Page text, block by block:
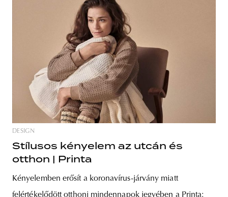
DESIGN
Stílusos kényelem az utcán és
otthon | Printa
Kényelemben erősít a koronavírus-járvány miatt
felértékelődött otthoni mindennapok jegyében a Printa: